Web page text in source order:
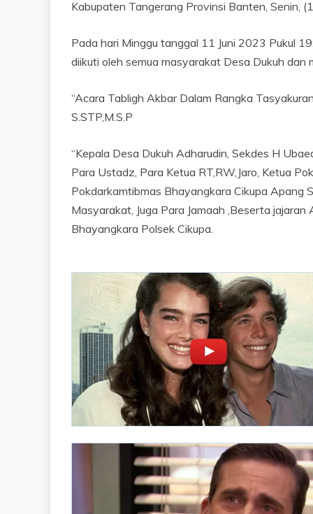
Kabupaten Tangerang Provinsi Banten, Senin,
Pada hari Minggu tanggal 11 Juni 2023 Pukul
diikuti oleh semua masyarakat Desa Dukuh dan
“Acara Tabligh Akbar Dalam Rangka
S.STP,M.S.P
“Kepala Desa Dukuh Adharudin, Sekdes H
Para Ustadz, Para Ketua RT,RW,Jaro, Ketua
Pokdarkamtibmas Bhayangkara Cikupa Apang
Masyarakat, Juga Para Jamaah ,Beserta
Bhayangkara Polsek Cikupa.